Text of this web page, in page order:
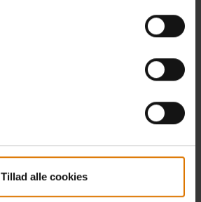
Tillad alle cookies